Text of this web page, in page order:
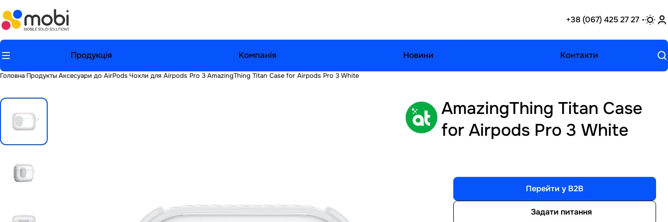
+38 (067) 425 27 27
Продукція Компанія Новини Контакти
Головна Продукты Аксесуари до AirPods Чохли для Airpods Pro 3 AmazingThing Titan Case for Airpods Pro 3 White
AmazingThing Titan Case
for Airpods Pro 3 White
Перейти у B2B
Задати питання